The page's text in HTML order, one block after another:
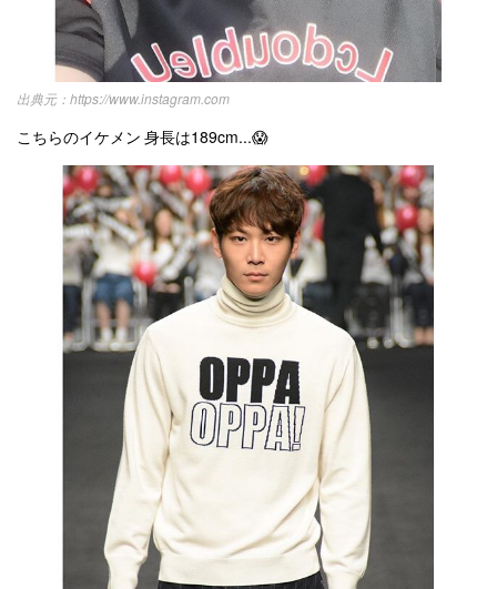
https://www.instagram.com
こちらのイケメン 身長は189cm...😱